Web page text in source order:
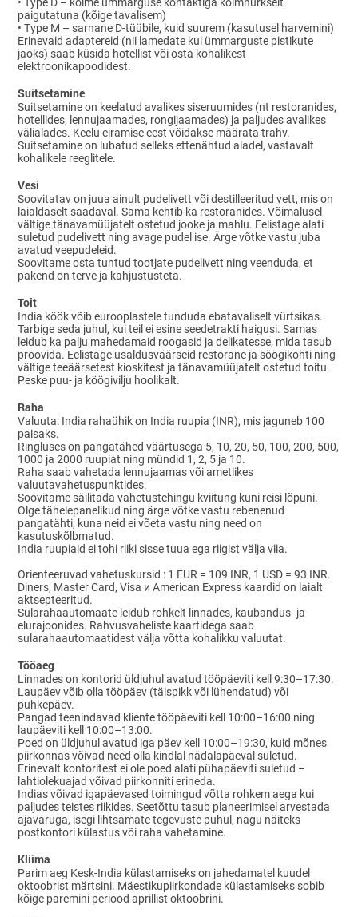
paigutatuna (kõige tavalisem)
• Type M – sarnane D-tüübile, kuid suurem (kasutusel harvemini)
Erinevaid adaptereid (nii lamedate kui ümmarguste pistikute
jaoks) saab küsida hotellist või osta kohalikest
elektroonikapoodidest.
Suitsetamine
Suitsetamine on keelatud avalikes siseruumides (nt restoranides,
hotellides, lennujaamades, rongijaamades) ja paljudes avalikes
välialades. Keelu eiramise eest võidakse määrata trahv.
Suitsetamine on lubatud selleks ettenähtud aladel, vastavalt
kohalikele reeglitele.
Vesi
Soovitatav on juua ainult pudelivett või destilleeritud vett, mis on
laialdaselt saadaval. Sama kehtib ka restoranides. Võimalusel
vältige tänavamüüjatelt ostetud jooke ja mahlu. Eelistage alati
suletud pudelivett ning avage pudel ise. Ärge võtke vastu juba
avatud veepudeleid.
Soovitame osta tuntud tootjate pudelivett ning veenduda, et
pakend on terve ja kahjustusteta.
Toit
India köök võib eurooplastele tunduda ebatavaliselt vürtsikas.
Tarbige seda juhul, kui teil ei esine seedetrakti haigusi. Samas
leidub ka palju mahedamaid roogasid ja delikatesse, mida tasub
proovida. Eelistage usaldusväärseid restorane ja söögikohti ning
vältige teeäärsetest kioskitest ja tänavamüüjatelt ostetud toitu.
Peske puu- ja köögivilju hoolikalt.
Raha
Valuuta: India rahaühik on India ruupia (INR), mis jaguneb 100
paisaks.
Ringluses on pangatähed väärtusega 5, 10, 20, 50, 100, 200, 500,
1000 ja 2000 ruupiat ning mündid 1, 2, 5 ja 10.
Raha saab vahetada lennujaamas või ametlikes
valuutavahetuspunktides.
Soovitame säilitada vahetustehingu kviitung kuni reisi lõpuni.
Olge tähelepanelikud ning ärge võtke vastu rebenenud
pangatähti, kuna neid ei võeta vastu ning need on
kasutuskõlbmatud.
India ruupiaid ei tohi riiki sisse tuua ega riigist välja viia.
Orienteeruvad vahetuskursid : 1 EUR = 109 INR, 1 USD = 93 INR.
Diners, Master Card, Visa и American Express kaardid on laialt
aktsepteeritud.
Sularahaautomaate leidub rohkelt linnades, kaubandus- ja
elurajoonides. Rahvusvaheliste kaartidega saab
sularahaautomaatidest välja võtta kohalikku valuutat.
Tööaeg
Linnades on kontorid üldjuhul avatud tööpäeviti kell 9:30–17:30.
Laupäev võib olla tööpäev (täispikk või lühendatud) või
puhkepäev.
Pangad teenindavad kliente tööpäeviti kell 10:00–16:00 ning
laupäeviti kell 10:00–13:00.
Poed on üldjuhul avatud iga päev kell 10:00–19:30, kuid mõnes
piirkonnas võivad need olla kindlal nädalapäeval suletud.
Erinevalt kontoritest ei ole poed alati pühapäeviti suletud –
lahtiolekuajad võivad piirkonniti erineda.
Indias võivad igapäevased toimingud võtta rohkem aega kui
paljudes teistes riikides. Seetõttu tasub planeerimisel arvestada
ajavaruga, isegi lihtsamate tegevuste puhul, nagu näiteks
postkontori külastus või raha vahetamine.
Kliima
Parim aeg Kesk-India külastamiseks on jahedamatel kuudel
oktoobrist märtsini. Mäestikupiirkondade külastamiseks sobib
kõige paremini periood aprillist oktoobrini.